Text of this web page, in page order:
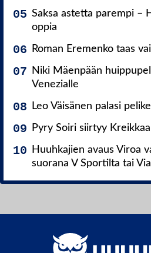
Saksa astetta parempi –
oppia
Roman Eremenko taas
Niki Mäenpään
Venezialle
Leo Väisänen palasi
Pyry Soiri siirtyy
Huuhkajien avaus Viroa
suorana V Sportilta tai